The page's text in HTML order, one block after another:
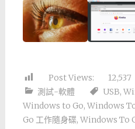
Post Views:
12,537
測試-軟體
USB,
Windows to Go, Windows
Go 工作隨身碟, Windows To